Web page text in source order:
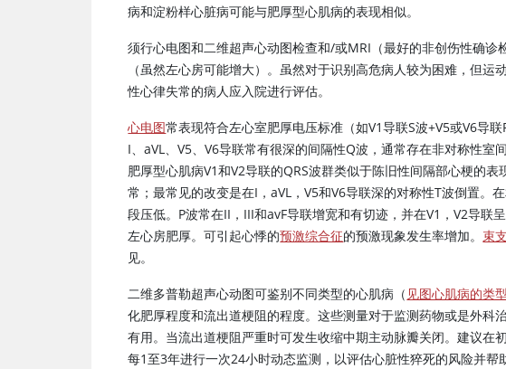
病和淀粉样心脏病可能与肥厚型心肌病的表现相似。
须行心电图和二维超声心动图检查和/或MRI（最好的非创伤性确
（虽然左心房可能增大）。虽然对于识别高危病人较为困难，但
性心律失常的病人应入院进行评估。
心电图常表现符合左心室肥厚电压标准（如V1导联S波+V5或V6导联
I、aVL、V5、V6导联常有很深的间隔性Q波，通常存在非对称性室
肥厚型心肌病V1和V2导联的QRS波群类似于陈旧性间隔部心梗的表
常；最常见的改变是在I，aVL，V5和V6导联深的对称性T波倒置。
段压低。P波常在II，III和avF导联增宽和有切迹，并在V1，V2导联
左心房肥厚。可引起心悸的预激综合征的预激现象发生率增加。 束
见。
二维多普勒超声心动图可鉴别不同类型的心肌病（ 见图心肌病的类型
化肥厚程度和流出道梗阻的程度。这些测量对于监测药物或是外科
有用。当流出道梗阻严重时可发生收缩中期主动脉瓣关闭。建议在
每1至3年进行一次24小时动态监测，以评估心脏性猝死的风险并帮